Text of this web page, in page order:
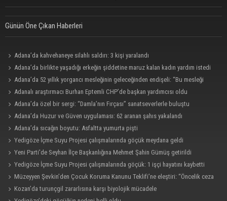
Günün Öne Çıkan Haberleri
Adana’da kahvehaneye silahlı saldırı: 3 kişi yaralandı
Adana’da birlikte yaşadığı erkeğin şiddetine maruz kalan kadın yardım istedi
Adana’da 52 yıllık yorgancı mesleğinin geleceğinden endişeli: “Bu mesleği
çocuğuma bile öğretemedim”
Adanalı araştırmacı Burhan Eptemli CHP’de başkan yardımcısı oldu
Adana’da özel bir sergi: “Damla’nın Fırçası” sanatseverlerle buluştu
Adana’da Huzur ve Güven uygulaması: 62 aranan şahıs yakalandı
Adana’da sıcağın boyutu: Asfaltta yumurta pişti
Yedigöze İçme Suyu Projesi çalışmalarında göçük meydana geldi
Yeni Parti'de Seyhan İlçe Başkanlığına Mehmet Şahin Gümüş getirildi
Yedigöze İçme Suyu Projesi çalışmalarında göçük: 1 işçi hayatını kaybetti
Müzeyyen Şevkin’den Çocuk Koruma Kanunu Teklifi’ne eleştiri: “Öncelik ceza
değil, önlemedir”
Kozan’da turunçgil zararlısına karşı biyolojik mücadele